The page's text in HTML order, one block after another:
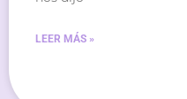
LEER MÁS »